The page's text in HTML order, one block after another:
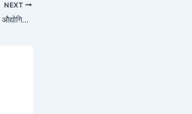
NEXT
हरियाणा में नियमित होंगी अनाधिकृत औद्योगिक कॉलोनियां, कैबिनेट मीटिंग में लगी मुहर; पढ़ें अहम फैसले